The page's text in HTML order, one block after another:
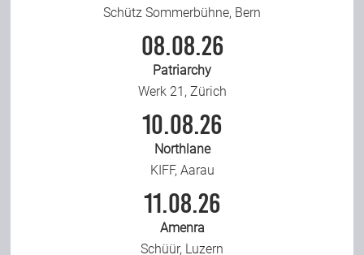
Schütz Sommerbühne, Bern
08.08.26
Patriarchy
Werk 21, Zürich
10.08.26
Northlane
KIFF, Aarau
11.08.26
Amenra
Schüür, Luzern